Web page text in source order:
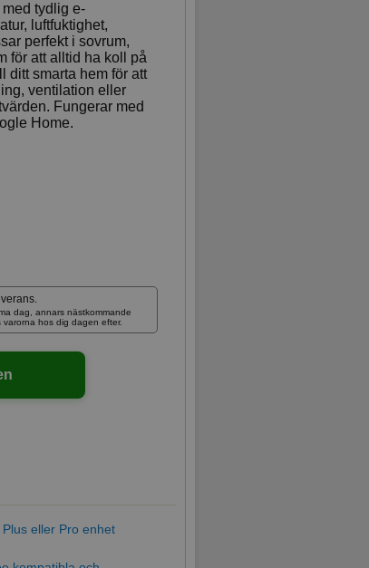
tydlig e-
luftfuktighet,
perfekt i sovrum,
för att alltid ha koll på
ditt smarta hem för att
ventilation eller
Fungerar med
Home.
dag, annars nästkommande
hos dig dagen efter.
eller Pro enhet